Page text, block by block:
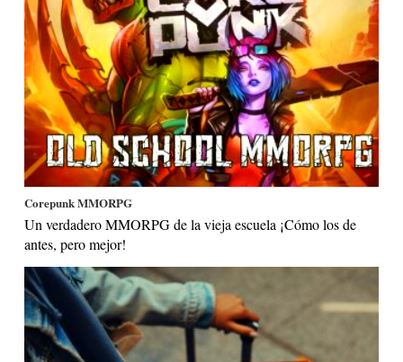
Corepunk MMORPG
Un verdadero MMORPG de la vieja escuela ¡Cómo los de
antes, pero mejor!